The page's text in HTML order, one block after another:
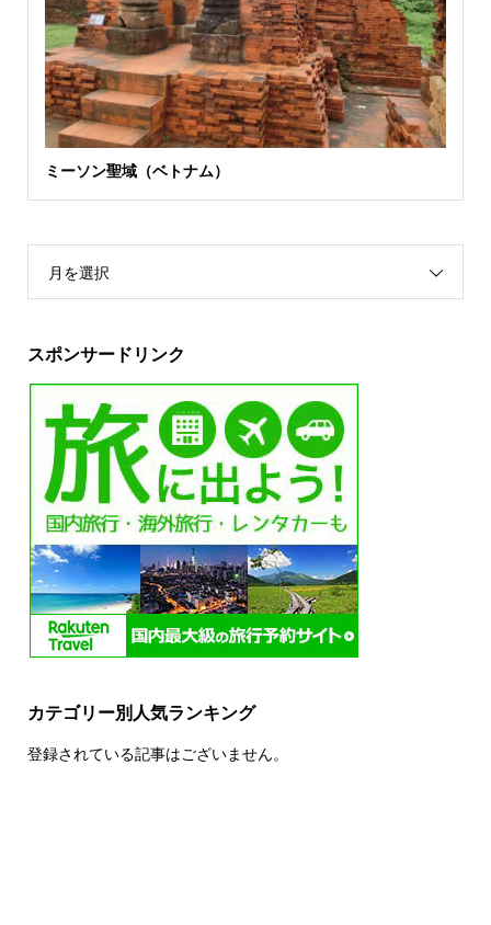
ミーソン聖域（ベトナム）
月を選択
スポンサードリンク
カテゴリー別人気ランキング
登録されている記事はございません。